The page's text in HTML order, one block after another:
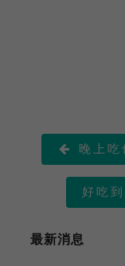
 晚上
好吃
最新消息